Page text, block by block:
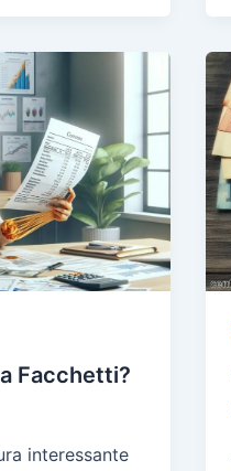
Facchetti?
interessante